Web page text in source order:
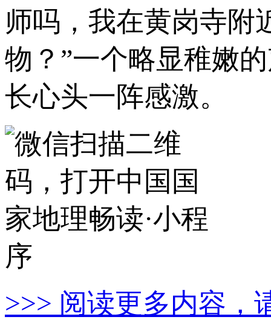
师吗，我在黄岗寺附
物？”一个略显稚嫩
长心头一阵感激。
>>> 阅读更多内容，